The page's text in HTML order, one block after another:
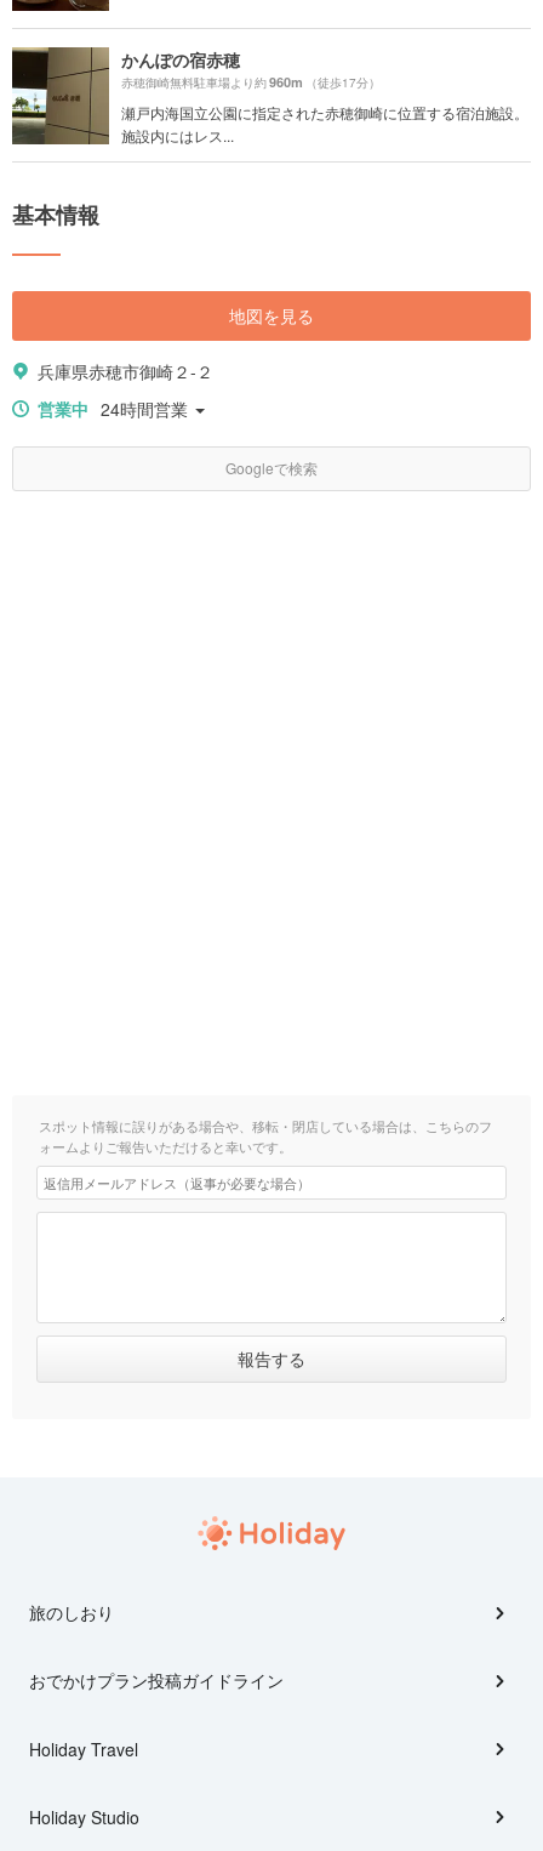
かんぽの宿赤穂
赤穂御崎無料駐車場より約960m （徒歩17分）
瀬戸内海国立公園に指定された赤穂御崎に位置する宿泊施設。
施設内にはレス...
基本情報
地図を見る
兵庫県赤穂市御崎２-２
営業中 24時間営業
Googleで検索
スポット情報に誤りがある場合や、移転・閉店している場合は、こちらのフ
ォームよりご報告いただけると幸いです。
旅のしおり
おでかけプラン投稿ガイドライン
Holiday Travel
Holiday Studio